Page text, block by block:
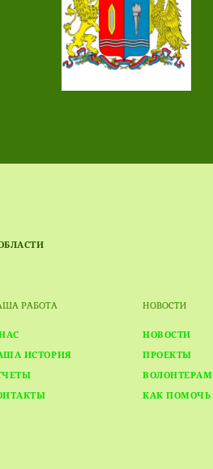
РАБОТА
ИСТОРИЯ
НОВОСТИ
НОВОСТИ
ПРОЕКТЫ
ВОЛОНТЕРАМ
КАК ПОМОЧЬ